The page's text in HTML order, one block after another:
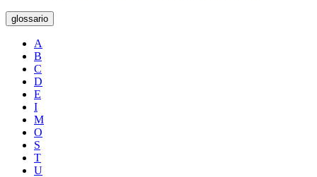
glossario
A
B
C
D
E
I
M
O
S
T
U